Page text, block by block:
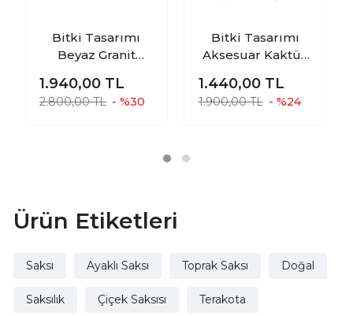
Bitki Tasarımı
Beyaz Granit
Saksılık Salon
Çiçeklik İkili Set
1.940,00 TL
2.800,00 TL - %30
Bitki Tasarımı
Aksesuar Kaktüs
Saksı Saksılık
Salon Çiçeklik 4
1.440,00 TL
1.900,00 TL - %24
Ürün Etiketleri
Saksı Ayaklı Saksı Toprak Saksı Doğal
Saksılık Çiçek Saksısı Terakota